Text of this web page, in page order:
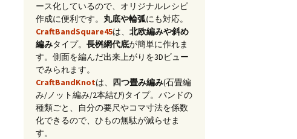
ース化しているので、オリジナルレシピ
作成に便利です。 丸底や輪弧にも対応。
CraftBandSquare45は、 北欧編みや斜め
編みタイプ。 長桝網代底が簡単に作れま
す。側面を編んだ出来上がりを3Dビュー
でみられます。
CraftBandKnotは、 四つ畳み編み(石畳編
み/ノット編み/2本結び)タイプ。バンドの
種類ごと、自分の要尺やコマ寸法を係数
化できるので、ひもの無駄が減らせま
す。